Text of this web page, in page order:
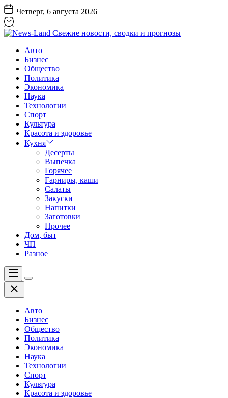
Перейти
к
содержанию
Четверг, 6 августа 2026
Land
Свежие
новости,
сводки
прогнозы
Авто
Бизнес
Общество
Политика
Экономика
Наука
Технологии
Спорт
Культура
Красота и здоровье
Кухня
Десерты
Выпечка
Горячее
Гарниры, каши
Салаты
Закуски
Напитки
Заготовки
Прочее
Дом, быт
ЧП
Разное
Меню
Цвет
Закрыть
Авто
Бизнес
Общество
Политика
Экономика
Наука
Технологии
Спорт
Культура
Красота и здоровье